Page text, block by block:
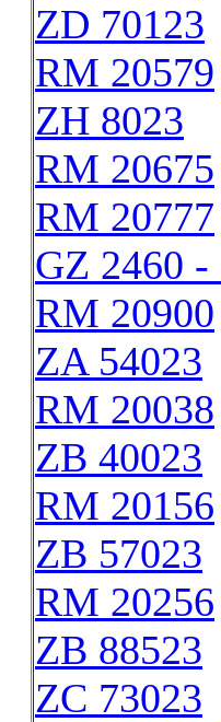
ZD 70123
RM 20579
ZH 8023
RM 20675
RM 20777
GZ 2460 -
RM 20900
ZA 54023
RM 20038
ZB 40023
RM 20156
ZB 57023
RM 20256
ZB 88523
ZC 73023